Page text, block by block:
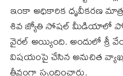
ఇంకా అధికారిక ధృవీకరణ
శివ జ్యోతి సోషల్ మీడియాలో
వైరల్ అయ్యింది. అందులో శ్రీ
విషయంపై చేసిన అనుచిత